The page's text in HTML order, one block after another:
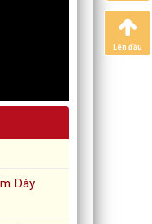
Dày
Lên đầu